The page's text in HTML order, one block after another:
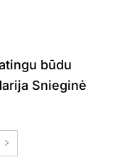
būdu
Snieginė